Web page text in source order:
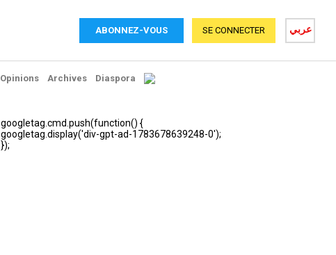
ABONNEZ-VOUS عربي SE CONNECTER
Opinions Archives Diaspora